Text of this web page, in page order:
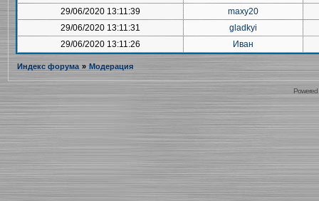
29/06/2020 13:11:39
maxy20
29/06/2020 13:11:31
gladkyi
29/06/2020 13:11:26
Иван
Индекс форума » Модерация